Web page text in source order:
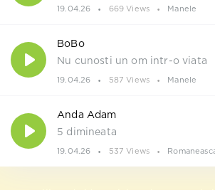
19.04.26 669 Views Manele
BoBo
Nu cunosti un om intr-o viata
19.04.26 587 Views Manele
Anda Adam
5 dimineata
19.04.26 537 Views